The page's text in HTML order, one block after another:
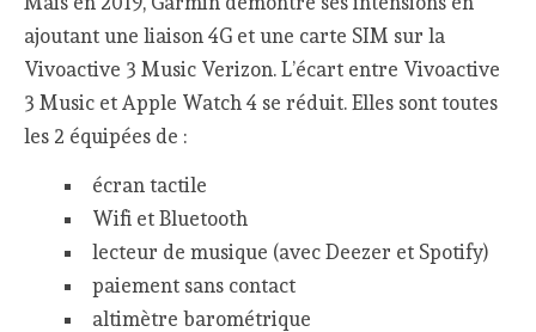
ajoutant une liaison 4G et une carte SIM sur la
Vivoactive 3 Music Verizon. L’écart entre Vivoactive
3 Music et Apple Watch 4 se réduit. Elles sont toutes
les 2 équipées de :
écran tactile
Wifi et Bluetooth
lecteur de musique (avec Deezer et Spotify)
paiement sans contact
altimètre barométrique